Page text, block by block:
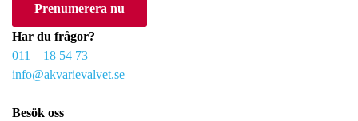
r
Prenumerera nu
Har du frågor?
011 – 18 54 73
info@akvarievalvet.se
Besök oss